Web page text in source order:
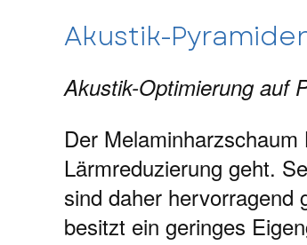
Akustik-
Akustik-Optimierung auf
Der
Lärmreduzierung geht.
sind daher hervorragend
besitzt ein geringes